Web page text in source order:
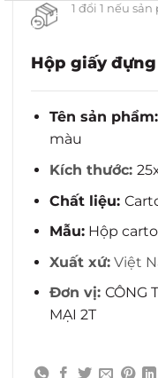
1 đổi 1 nếu
Hộp giấy
Tên sản phẩm:
màu
Kích thước:
Chất liệu:
Mẫu:Hộp
Xuất xứ:Việt
Đơn vị: CÔNG
MẠI 2T